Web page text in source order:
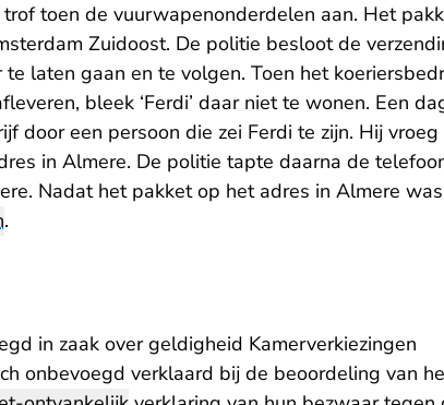
toen de vuurwapenonderdelen aan. Het
Zuidoost. De politie besloot de
laten gaan en te volgen. Toen het
bleek ‘Ferdi’ daar niet te wonen. Een
door een persoon die zei Ferdi te zijn. Hij
in Almere. De politie tapte daarna de
Nadat het pakket op het adres in Almere
.
in zaak over geldigheid Kamerverkiezingen
onbevoegd verklaard bij de beoordeling van